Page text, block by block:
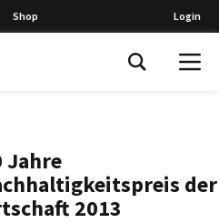
Shop Login
Jahre
der
2013